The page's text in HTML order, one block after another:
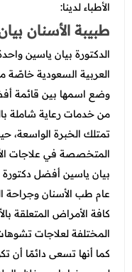
الأطباء لدينا:
طبيبة الأسنان
الدكتورة بيان ياسين
العربية السعودية خاصًة
وضع اسمها بين قائمة
من خدمات رعاية شاملة
تمتلك الخبرة الواسعة،
المتخصصة في علاجات
بيان ياسين أفضل
عام طب الأسنان وجراحة
كافة الأمراض المتعلقة
المختلفة لعلاجات
كما أنها تسعى دائمًا أن